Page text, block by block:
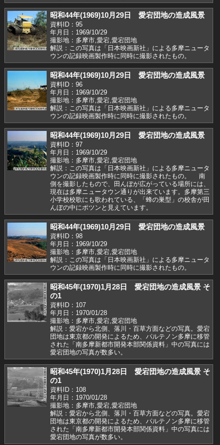
昭和44年(1969)10月29日 愛宕団地の造成風景
資料ID：95
年月日：1969/10/29
撮影地：多摩市,愛宕,愛宕団地
解説：この写真は「日本映画新社」による多摩ニュータ
ウンの記録映画製作時に同時に撮影されたもの。
昭和44年(1969)10月29日 愛宕団地の造成風景
資料ID：96
年月日：1969/10/29
撮影地：多摩市,愛宕,愛宕団地
解説：この写真は「日本映画新社」による多摩ニュータ
ウンの記録映画製作時に同時に撮影されたもの。
昭和44年(1969)10月29日 愛宕団地の造成風景
資料ID：97
年月日：1969/10/29
撮影地：多摩市,愛宕,愛宕団地
解説：この写真は「日本映画新社」による多摩ニュータ
ウンの記録映画製作時に同時に撮影されたもの。 南
側を撮影したもので、田んぼが広がっている場所には、
現在は多摩ニュータウン通りが出来ています。多摩第三
小学校校歌にも歌われている、「蜂の巣型」の校舎が田
んぼの中にポツンと見えています。
昭和44年(1969)10月29日 愛宕団地の造成風景
資料ID：98
年月日：1969/10/29
撮影地：多摩市,愛宕,愛宕団地
解説：この写真は「日本映画新社」による多摩ニュータ
ウンの記録映画製作時に同時に撮影されたもの。
昭和45年(1970)1月28日 愛宕団地の造成風景 そ
の1
資料ID：107
年月日：1970/01/28
撮影地：多摩市,愛宕,愛宕団地
解説：愛宕から北側、落川・百草方面などの写真。愛宕
団地は東京都の開発によるため、パルテノン多摩に移管
された「南多摩新都市開発本部関係資料」中の写真には
愛宕団地の写真が数多い。
昭和45年(1970)1月28日 愛宕団地の造成風景 そ
の1
資料ID：108
年月日：1970/01/28
撮影地：多摩市,愛宕,愛宕団地
解説：愛宕から北側、落川・百草方面などの写真。愛宕
団地は東京都の開発によるため、パルテノン多摩に移管
された「南多摩新都市開発本部関係資料」中の写真には
愛宕団地の写真が数多い。